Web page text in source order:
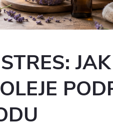
JAK